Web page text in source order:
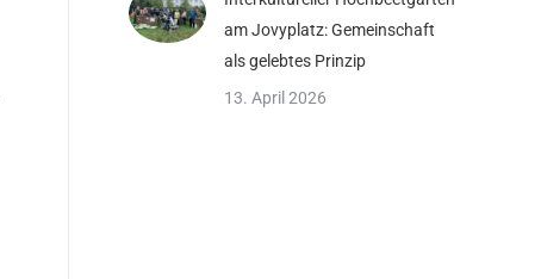
am Jovyplatz: Gemeinschaft
als gelebtes Prinzip
13. April 2026